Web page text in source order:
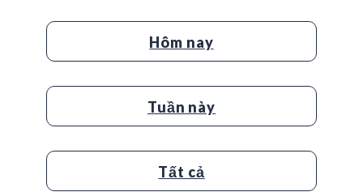
Hôm nay
Tuần này
Tất cả